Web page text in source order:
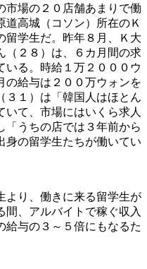
市場の２０店舗あまりで働
道高城（コソン）所在のＫ
留学生だ。昨年８月、Ｋ大
（２８）は、６カ月間の求
いる。時給１万２０００ウ
の給与は２００万ウォンを
３１）は「韓国人はほとん
いて、市場にはいくら求人
「うちの店では３年前から
身の留学生たちが働いてい
より、働きに来る留学生が
間、アルバイトで稼ぐ収入
給与の３～５倍にもなるた